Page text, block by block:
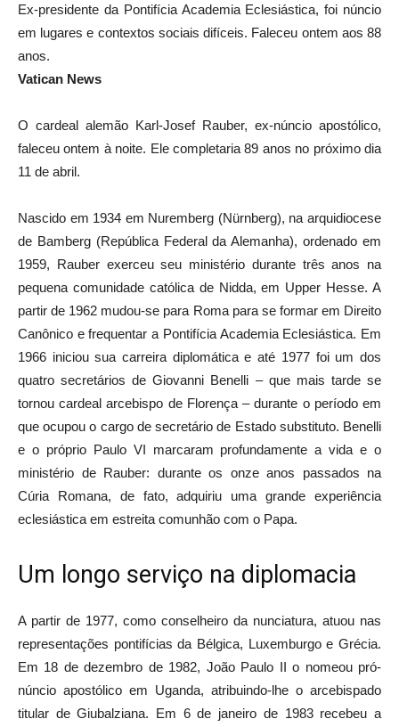
Ex-presidente da Pontifícia Academia Eclesiástica, foi núncio
em lugares e contextos sociais difíceis. Faleceu ontem aos 88
anos.
Vatican News
O cardeal alemão Karl-Josef Rauber, ex-núncio apostólico,
faleceu ontem à noite. Ele completaria 89 anos no próximo dia
11 de abril.
Nascido em 1934 em Nuremberg (Nürnberg), na arquidiocese
de Bamberg (República Federal da Alemanha), ordenado em
1959, Rauber exerceu seu ministério durante três anos na
pequena comunidade católica de Nidda, em Upper Hesse. A
partir de 1962 mudou-se para Roma para se formar em Direito
Canônico e frequentar a Pontifícia Academia Eclesiástica. Em
1966 iniciou sua carreira diplomática e até 1977 foi um dos
quatro secretários de Giovanni Benelli – que mais tarde se
tornou cardeal arcebispo de Florença – durante o período em
que ocupou o cargo de secretário de Estado substituto. Benelli
e o próprio Paulo VI marcaram profundamente a vida e o
ministério de Rauber: durante os onze anos passados na
Cúria Romana, de fato, adquiriu uma grande experiência
eclesiástica em estreita comunhão com o Papa.
Um longo serviço na diplomacia
A partir de 1977, como conselheiro da nunciatura, atuou nas
representações pontifícias da Bélgica, Luxemburgo e Grécia.
Em 18 de dezembro de 1982, João Paulo II o nomeou pró-
núncio apostólico em Uganda, atribuindo-lhe o arcebispado
titular de Giubalziana. Em 6 de janeiro de 1983 recebeu a